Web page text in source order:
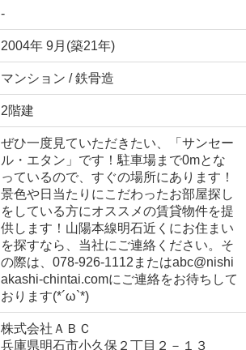
-
2004年 9月(築21年)
マンション / 鉄骨造
2階建
ぜひ一度見ていただきたい、「サンセー
ル・エタン」です！駐車場まで0mとな
っているので、すぐの場所にあります！
景色や日当たりにこだわったお部屋探し
をしている方にオススメの賃貸物件を提
供します！山陽本線明石近くにお住まい
を探すなら、当社にご連絡ください。そ
の際は、078-926-1112またはabc@nishi
akashi-chintai.comにご連絡をお待ちして
おります(*´ω`*)
株式会社ＡＢＣ
兵庫県明石市小久保２丁目２－１３